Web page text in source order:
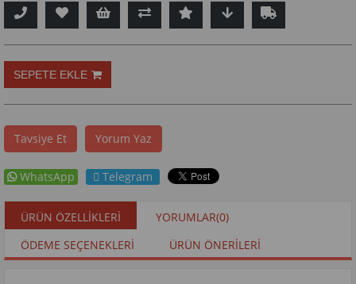
Tavsiye Et Yorum Yaz
WhatsApp Telegram
ÜRÜN ÖZELLIKLERI YORUMLAR(0)
ÖDEME SEÇENEKLERI
ÜRÜN ÖNERILERI